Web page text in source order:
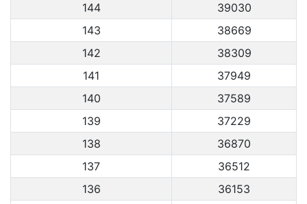
144
39030
143
38669
142
38309
141
37949
140
37589
139
37229
138
36870
137
36512
136
36153